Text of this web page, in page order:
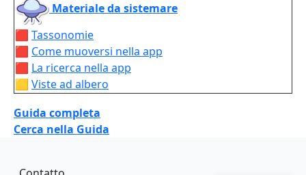
Materiale da sistemare
🟥 Tassonomie
🟥 Come muoversi nella app
🟥 La ricerca nella app
🟨 Viste ad albero
Guida completa
Cerca nella Guida
Piè di pagina